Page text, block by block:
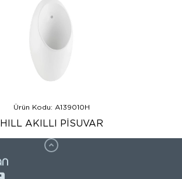
Ürün Kodu: A139010H
HILL AKILLI PİSUVAR